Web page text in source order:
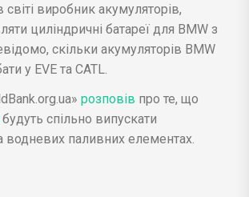
виробник акумуляторів,
циліндричні батареї для BMW з
скільки акумуляторів BMW
у EVE та CATL.
розповів про те, що
будуть спільно випускати
водневих паливних елементах.